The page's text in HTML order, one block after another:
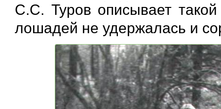
С.С. Туров описывает
лошадей не удержалась и